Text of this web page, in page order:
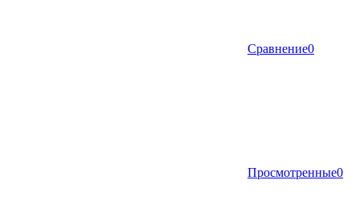
Сравнение0
Просмотренные0